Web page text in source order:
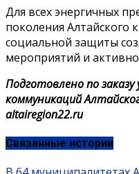
Для всех энергичных
поколения Алтайского
социальной защиты
мероприятий и
Подготовлено по
коммуникаций
altairegion22.ru
Связанные истории